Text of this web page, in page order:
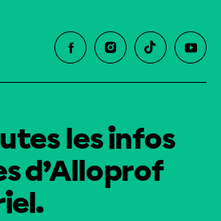
les infos
d’Alloprof